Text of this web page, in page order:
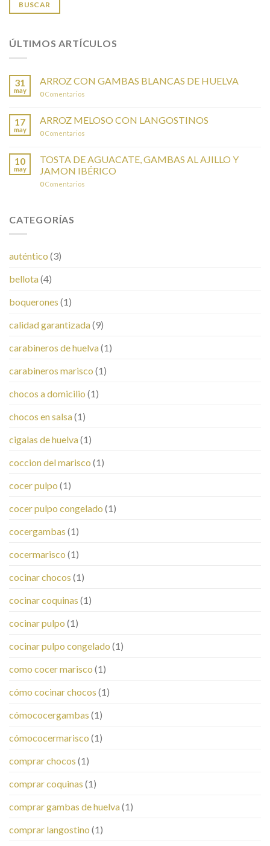
BUSCAR
ÚLTIMOS ARTÍCULOS
31
may
ARROZ CON GAMBAS BLANCAS DE HUELVA
0Comentarios
17
may
ARROZ MELOSO CON LANGOSTINOS
0Comentarios
10
may
TOSTA DE AGUACATE, GAMBAS AL AJILLO Y
JAMON IBÉRICO
0Comentarios
CATEGORÍAS
auténtico (3)
bellota(4)
boquerones (1)
calidad garantizada(9)
carabineros de huelva(1)
carabineros marisco (1)
chocos a domicilio (1)
chocos en salsa(1)
cigalas de huelva(1)
coccion del marisco (1)
cocer pulpo (1)
cocer pulpo congelado (1)
cocergambas (1)
cocermarisco (1)
cocinar chocos (1)
cocinar coquinas (1)
cocinar pulpo (1)
cocinar pulpo congelado (1)
como cocer marisco (1)
cómo cocinar chocos (1)
cómococergambas (1)
cómococermarisco (1)
comprar chocos (1)
comprar coquinas (1)
comprar gambas de huelva(1)
comprar langostino (1)